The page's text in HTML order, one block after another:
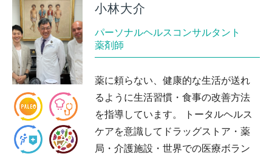
小林大介
パーソナルヘルスコンサルタント
薬剤師
薬に頼らない、健康的な生活が送れ
るように生活習慣・食事の改善方法
を指導しています。 トータルヘルス
ケアを意識してドラッグストア・薬
局・介護施設・世界での医療ボラン